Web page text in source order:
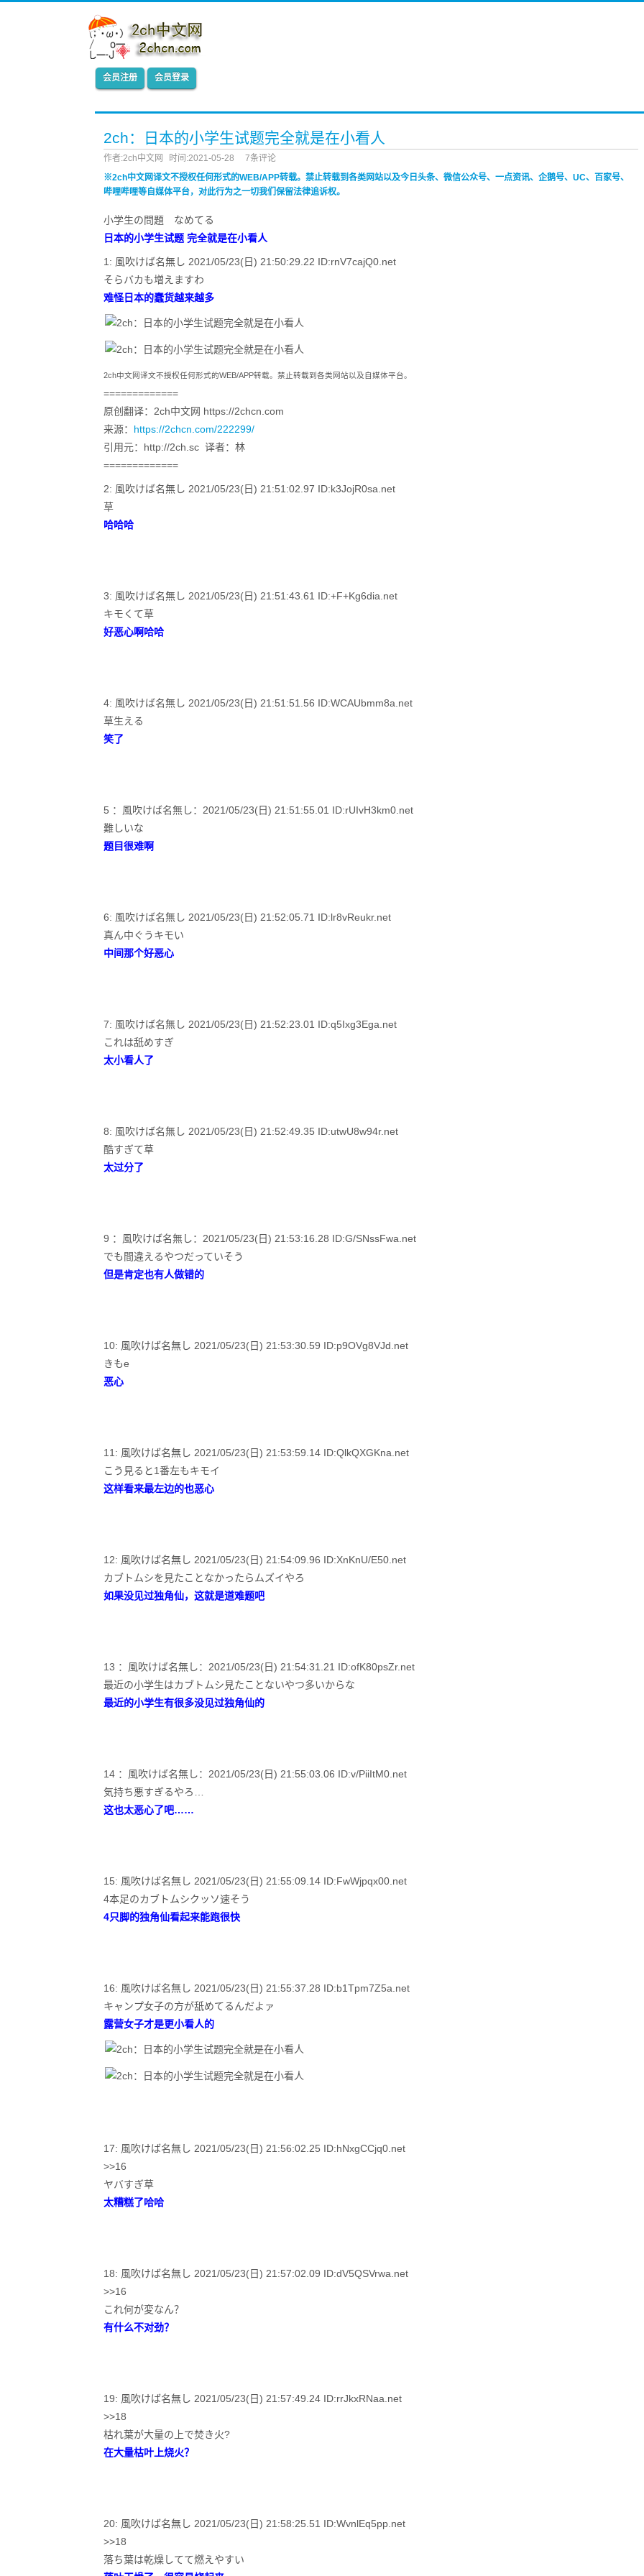
会员注册 会员登录
2ch：日本的小学生试题完全就是在小看人
作者:2ch中文网 时间:2021-05-28
7条评论
※2ch中文网译文不授权任何形式的WEB/APP转载。禁止转载到各类网站以及今日头条、微信公众号、一点资讯、企鹅号、UC、百家号、
哔哩哔哩等自媒体平台，对此行为之一切我们保留法律追诉权。
小学生の問題 なめてる
日本的小学生试题 完全就是在小看人
1: 風吹けば名無し 2021/05/23(日) 21:50:29.22 ID:rnV7cajQ0.net
そらバカも増えますわ
难怪日本的蠢货越来越多
2ch中文网译文不授权任何形式的WEB/APP转载。禁止转载到各类网站以及自媒体平台。
=============
原创翻译：2ch中文网 https://2chcn.com
来源： https://2chcn.com/222299/
引用元：http://2ch.sc 译者：林
=============
2: 風吹けば名無し 2021/05/23(日) 21:51:02.97 ID:k3JojR0sa.net
草
哈哈哈
3: 風吹けば名無し 2021/05/23(日) 21:51:43.61 ID:+F+Kg6dia.net
キモくて草
好恶心啊哈哈
4: 風吹けば名無し 2021/05/23(日) 21:51:51.56 ID:WCAUbmm8a.net
草生える
笑了
5 ：風吹けば名無し：2021/05/23(日) 21:51:55.01 ID:rUIvH3km0.net
難しいな
题目很难啊
6: 風吹けば名無し 2021/05/23(日) 21:52:05.71 ID:lr8vReukr.net
真ん中ぐうキモい
中间那个好恶心
7: 風吹けば名無し 2021/05/23(日) 21:52:23.01 ID:q5Ixg3Ega.net
これは舐めすぎ
太小看人了
8: 風吹けば名無し 2021/05/23(日) 21:52:49.35 ID:utwU8w94r.net
酷すぎて草
太过分了
9 ：風吹けば名無し：2021/05/23(日) 21:53:16.28 ID:G/SNssFwa.net
でも間違えるやつだっていそう
但是肯定也有人做错的
10: 風吹けば名無し 2021/05/23(日) 21:53:30.59 ID:p9OVg8VJd.net
きもe
恶心
11: 風吹けば名無し 2021/05/23(日) 21:53:59.14 ID:QlkQXGKna.net
こう見ると1番左もキモイ
这样看来最左边的也恶心
12: 風吹けば名無し 2021/05/23(日) 21:54:09.96 ID:XnKnU/E50.net
カブトムシを見たことなかったらムズイやろ
如果没见过独角仙，这就是道难题吧
13 ：風吹けば名無し：2021/05/23(日) 21:54:31.21 ID:ofK80psZr.net
最近の小学生はカブトムシ見たことないやつ多いからな
最近的小学生有很多没见过独角仙的
14 ：風吹けば名無し：2021/05/23(日) 21:55:03.06 ID:v/PiiItM0.net
気持ち悪すぎるやろ…
这也太恶心了吧……
15: 風吹けば名無し 2021/05/23(日) 21:55:09.14 ID:FwWjpqx00.net
4本足のカブトムシクッソ速そう
4只脚的独角仙看起来能跑很快
16: 風吹けば名無し 2021/05/23(日) 21:55:37.28 ID:b1Tpm7Z5a.net
キャンプ女子の方が舐めてるんだよァ
露营女子才是更小看人的
17: 風吹けば名無し 2021/05/23(日) 21:56:02.25 ID:hNxgCCjq0.net
>>16
ヤバすぎ草
太糟糕了哈哈
18: 風吹けば名無し 2021/05/23(日) 21:57:02.09 ID:dV5QSVrwa.net
>>16
これ何が変なん？
有什么不对劲？
19: 風吹けば名無し 2021/05/23(日) 21:57:49.24 ID:rrJkxRNaa.net
>>18
枯れ葉が大量の上で焚き火?
在大量枯叶上烧火？
20: 風吹けば名無し 2021/05/23(日) 21:58:25.51 ID:WvnlEq5pp.net
>>18
落ち葉は乾燥してて燃えやすい